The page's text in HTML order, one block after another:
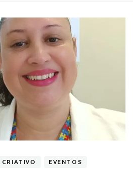
EVENTOS